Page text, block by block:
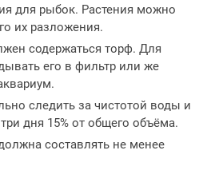
для рыбок. Растения можно
их разложения.
содержаться торф. Для
его в фильтр или же
следить за чистотой воды и
дня 15% от общего объёма.
составлять не менее